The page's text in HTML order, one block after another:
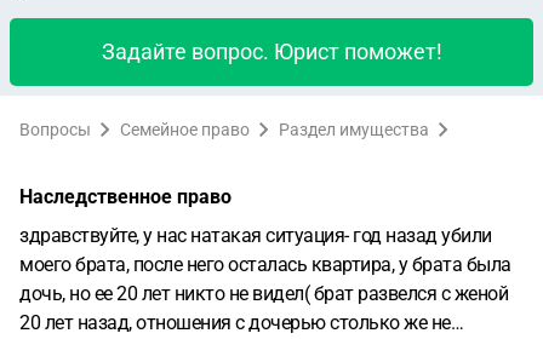
Задайте вопрос. Юрист поможет!
Вопросы Семейное право Раздел имущества
Наследственное право
здравствуйте, у нас натакая ситуация- год назад убили
моего брата, после него осталась квартира, у брата была
дочь, но ее 20 лет никто не видел( брат развелся с женой
20 лет назад, отношения с дочерью столько же не